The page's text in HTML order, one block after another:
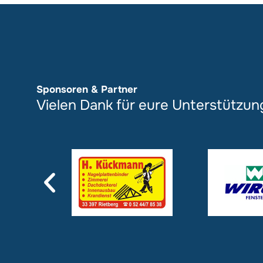
Sponsoren & Partner
Vielen Dank für eure